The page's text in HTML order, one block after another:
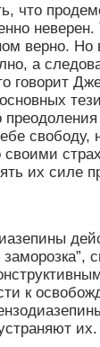
что
неверен.
верно. Но
а
говорит
свободу,
их силе
к
их.